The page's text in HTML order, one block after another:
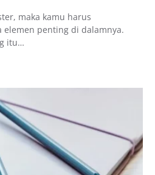
maka kamu harus
penting di dalamnya.
itu…